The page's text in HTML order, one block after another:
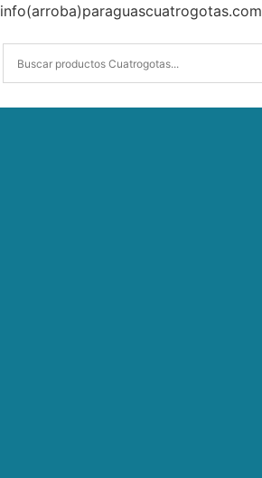
info(arroba)paraguascuatrogotas.com